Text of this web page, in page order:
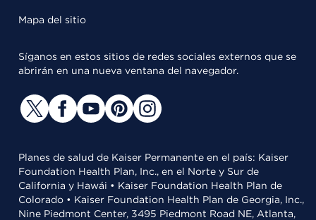
Mapa del sitio
Síganos en estos sitios de redes sociales externos que se
abrirán en una nueva ventana del navegador.
Planes de salud de Kaiser Permanente en el país: Kaiser
Foundation Health Plan, Inc., en el Norte y Sur de
California y Hawái • Kaiser Foundation Health Plan de
Colorado • Kaiser Foundation Health Plan de Georgia, Inc.,
Nine Piedmont Center, 3495 Piedmont Road NE, Atlanta,